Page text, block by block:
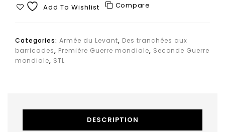
Add To Wishlist Compare
Categories: Armée du Levant, Des tranchées aux
barricades, Première Guerre mondiale, Seconde Guerre
mondiale, STL
DESCRIPTION